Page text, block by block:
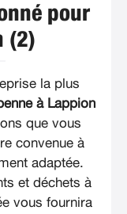
pour
(2)
la plus
à Lappion
que vous
convenue à
adaptée.
et déchets à
vous fournira